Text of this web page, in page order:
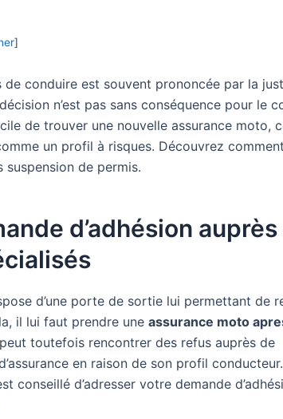
]
de conduire est souvent prononcée par la
n’est pas sans conséquence pour le
de trouver une nouvelle assurance moto,
un profil à risques. Découvrez
suspension de permis.
d’adhésion
d’une porte de sortie lui permettant de
il lui faut prendre une assurance moto
toutefois rencontrer des refus auprès de
en raison de son profil
conseillé d’adresser votre demande